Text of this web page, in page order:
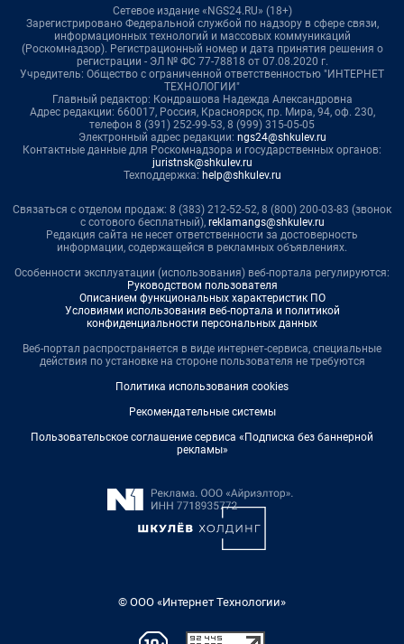
Сетевое издание «NGS24.RU» (18+)
Зарегистрировано Федеральной службой по надзору в сфере связи,
информационных технологий и массовых коммуникаций
(Роскомнадзор). Регистрационный номер и дата принятия решения о
регистрации - ЭЛ № ФС 77-78818 от 07.08.2020 г.
Учредитель: Общество с ограниченной ответственностью "ИНТЕРНЕТ
ТЕХНОЛОГИИ"
Главный редактор: Кондрашова Надежда Александровна
Адрес редакции: 660017, Россия, Красноярск, пр. Мира, 94, оф. 230,
телефон 8 (391) 252-99-53, 8 (999) 315-05-05
Электронный адрес редакции: ngs24@shkulev.ru
Контактные данные для Роскомнадзора и государственных органов:
juristnsk@shkulev.ru
Техподдержка: help@shkulev.ru
Связаться с отделом продаж: 8 (383) 212-52-52, 8 (800) 200-03-83 (звонок
с сотового бесплатный), reklamangs@shkulev.ru
Редакция сайта не несет ответственности за достоверность
информации, содержащейся в рекламных объявлениях.
Особенности эксплуатации (использования) веб-портала регулируются:
Руководством пользователя
Описанием функциональных характеристик ПО
Условиями использования веб-портала и политикой
конфиденциальности персональных данных
Веб-портал распространяется в виде интернет-сервиса, специальные
действия по установке на стороне пользователя не требуются
Политика использования cookies
Рекомендательные системы
Пользовательское соглашение сервиса «Подписка без баннерной
рекламы»
© ООО «Интернет Технологии»